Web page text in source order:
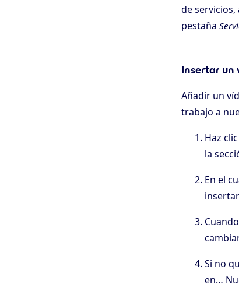
de servicios,
pestaña
Insertar un
Añadir un
trabajo a
Haz
la
En el
Si no
en…